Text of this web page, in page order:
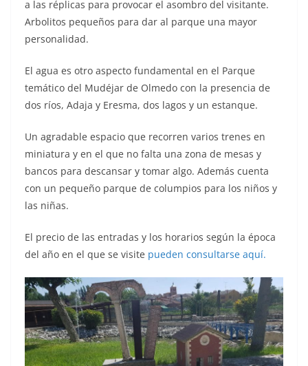
a las réplicas para provocar el asombro del visitante.
Arbolitos pequeños para dar al parque una mayor
personalidad.
El agua es otro aspecto fundamental en el Parque
temático del Mudéjar de Olmedo con la presencia de
dos ríos, Adaja y Eresma, dos lagos y un estanque.
Un agradable espacio que recorren varios trenes en
miniatura y en el que no falta una zona de mesas y
bancos para descansar y tomar algo. Además cuenta
con un pequeño parque de columpios para los niños y
las niñas.
El precio de las entradas y los horarios según la época
del año en el que se visite pueden consultarse aquí.